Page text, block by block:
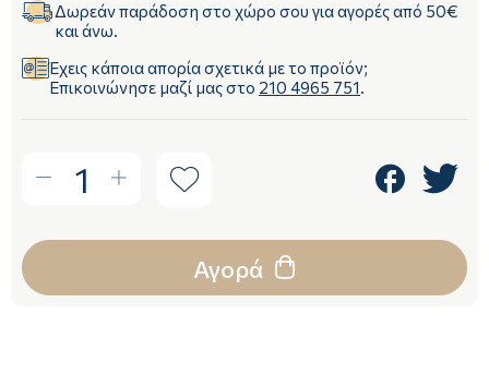
Δωρεάν παράδοση στο χώρο σου για αγορές από 50€
και άνω.
Έχεις κάποια απορία σχετικά με το προϊόν;
Επικοινώνησε μαζί μας στο 210 4965 751.
1
Αγορά